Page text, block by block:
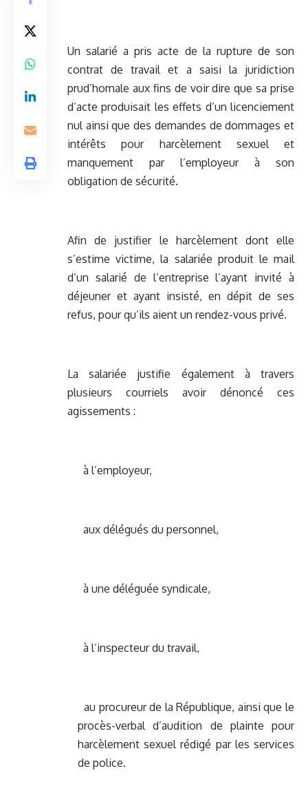
Un salarié a pris acte de la rupture de son
contrat de travail et a saisi la juridiction
prud’homale aux fins de voir dire que sa prise
d’acte produisait les effets d’un licenciement
nul ainsi que des demandes de dommages et
intérêts pour harcèlement sexuel et
manquement par l’employeur à son
obligation de sécurité.
Afin de justifier le harcèlement dont elle
s’estime victime, la salariée produit le mail
d’un salarié de l’entreprise l’ayant invité à
déjeuner et ayant insisté, en dépit de ses
refus, pour qu’ils aient un rendez-vous privé.
La salariée justifie également à travers
plusieurs courriels avoir dénoncé ces
agissements :
à l’employeur,
aux délégués du personnel,
à une déléguée syndicale,
à l’inspecteur du travail,
au procureur de la République, ainsi que le
procès-verbal d’audition de plainte pour
harcèlement sexuel rédigé par les services
de police.